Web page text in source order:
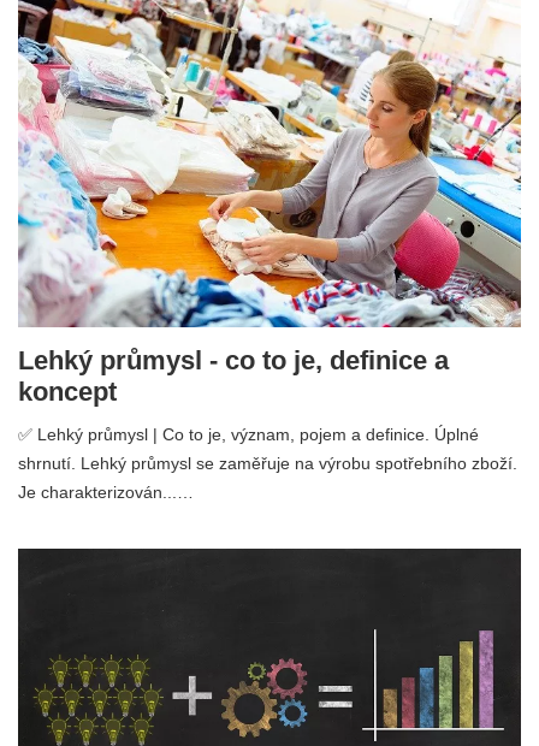
Lehký průmysl - co to je, definice a
koncept
✅ Lehký průmysl | Co to je, význam, pojem a definice. Úplné
shrnutí. Lehký průmysl se zaměřuje na výrobu spotřebního zboží.
Je charakterizován...…